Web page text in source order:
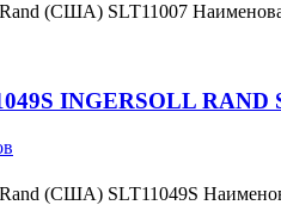
Rand (США) SLT11007
INGERSOLL RAND
(США) SLT11049S